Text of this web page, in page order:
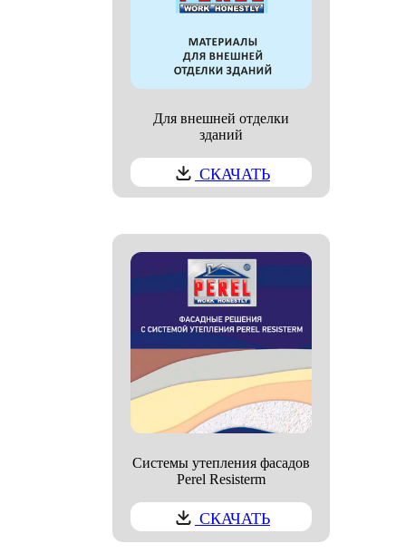
Для внешней отделки
зданий
СКАЧАТЬ
Системы утепления фасадов
Perel Resisterm
СКАЧАТЬ